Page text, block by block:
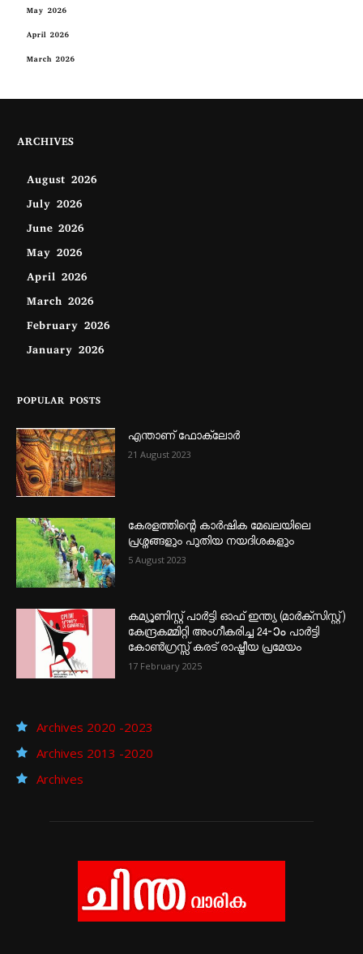
May 2026
April 2026
March 2026
ARCHIVES
August 2026
July 2026
June 2026
May 2026
April 2026
March 2026
February 2026
January 2026
POPULAR POSTS
എന്താണ്‌ ഫോക്‌ലോർ
21 August 2023
കേരളത്തിന്റെ കാർഷിക മേഖലയിലെ
പ്രശ്നങ്ങളും പുതിയ നയദിശകളും
5 August 2023
കമ്യൂണിസ്റ്റ് പാർട്ടി ഓഫ് ഇന്ത്യ (മാർക്സിസ്റ്റ്)
കേന്ദ്രകമ്മിറ്റി അംഗീകരിച്ച 24‐ാം പാർട്ടി
കോൺഗ്രസ്സ് കരട് രാഷ്ട്രീയ പ്രമേയം
17 February 2025
Archives 2020 -2023
Archives 2013 -2020
Archives